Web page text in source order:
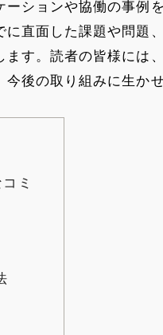
ションや協働の事例
に直面した課題や問題
す。読者の皆様には
後の取り組みに生か
ミ